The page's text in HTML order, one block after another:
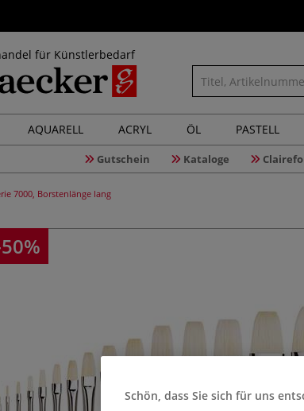
für Künstlerbedarf
AQUARELL ACRYL ÖL PASTELL
Gutschein Kataloge
7000, Borstenlänge lang
Schön, dass Sie sich für uns